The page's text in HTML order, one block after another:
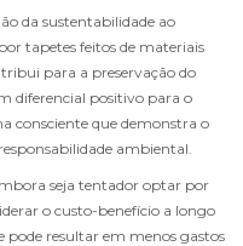
da sustentabilidade ao
tapetes feitos de materiais
para a preservação do
diferencial positivo para o
consciente que demonstra o
ambiental.
seja tentador optar por
o custo-benefício a longo
resultar em menos gastos